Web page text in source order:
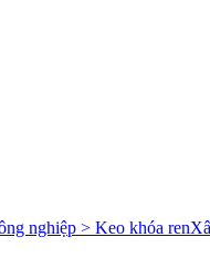
nghiệp > Keo khóa ren